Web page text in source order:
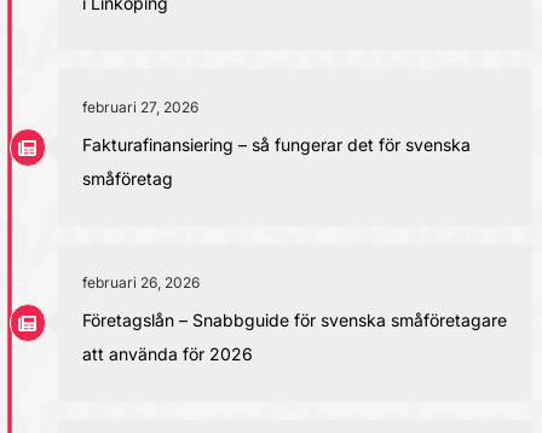
februari 27, 2026
Fakturafinansiering – så fungerar det för svenska
småföretag
februari 26, 2026
Företagslån – Snabbguide för svenska småföretagare
att använda för 2026